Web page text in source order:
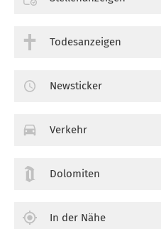
Todesanzeigen
Newsticker
Verkehr
Dolomiten
In der Nähe